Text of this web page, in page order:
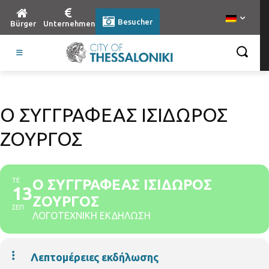
Bürger Unternehmen Besucher
Ο ΣΥΓΓΡΑΦΕΑΣ ΙΣΙΔΩΡΟΣ
ΖΟΥΡΓΟΣ
ΤΕ
13
ΣΕΠ
Ο ΣΥΓΓΡΑΦΕΑΣ ΙΣΙΔΩΡΟΣ
ΖΟΥΡΓΟΣ
ΛΟΓΟΤΕΧΝΙΚΗ ΕΚΔΗΛΩΣΗ
Λεπτομέρειες εκδήλωσης